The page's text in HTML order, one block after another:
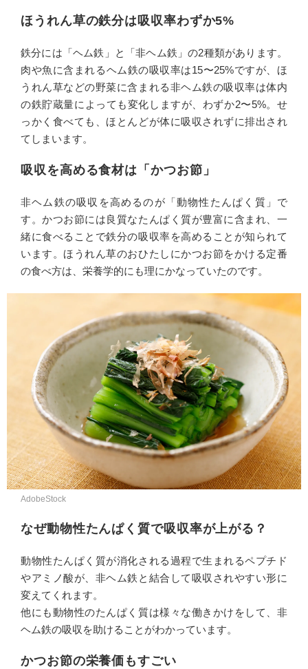
ほうれん草の鉄分は吸収率わずか5%
鉄分には「ヘム鉄」と「非ヘム鉄」の2種類があります。
肉や魚に含まれるヘム鉄の吸収率は15〜25%ですが、ほ
うれん草などの野菜に含まれる非ヘム鉄の吸収率は体内
の鉄貯蔵量によっても変化しますが、わずか2〜5%。せ
っかく食べても、ほとんどが体に吸収されずに排出され
てしまいます。
吸収を高める食材は「かつお節」
非ヘム鉄の吸収を高めるのが「動物性たんぱく質」で
す。かつお節には良質なたんぱく質が豊富に含まれ、一
緒に食べることで鉄分の吸収率を高めることが知られて
います。ほうれん草のおひたしにかつお節をかける定番
の食べ方は、栄養学的にも理にかなっていたのです。
AdobeStock
なぜ動物性たんぱく質で吸収率が上がる？
動物性たんぱく質が消化される過程で生まれるペプチド
やアミノ酸が、非ヘム鉄と結合して吸収されやすい形に
変えてくれます。
他にも動物性のたんぱく質は様々な働きかけをして、非
ヘム鉄の吸収を助けることがわかっています。
かつお節の栄養価もすごい